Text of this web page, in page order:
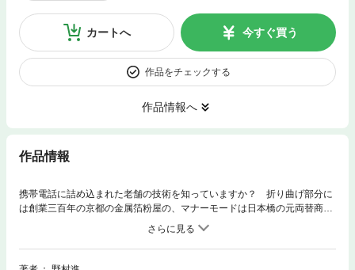
カートへ 今すぐ買う
作品をチェックする
作品情報へ
作品情報
携帯電話に詰め込まれた老舗の技術を知っていますか？ 折り曲げ部分に
は創業三百年の京都の金属箔粉屋の、マナーモードは日本橋の元両替商
の、心臓部の人工水晶は明治創業の企業の技術が関わっています。時代の
波をのりこえ、老舗はなぜ生き残れたのか。本分を守りつつ挑戦する精
神、社会貢献の意志、「丹精」という価値観。潰れない会社のシンプルで
奥深い哲学を探る、企業人必読の一冊！（対談・中沢孝夫）